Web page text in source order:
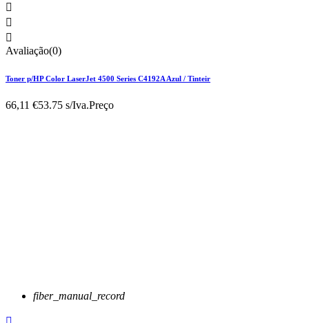



Avaliação(0)
Toner p/HP Color LaserJet 4500 Series C4192A Azul / Tinteir
66,11 €53.75 s/Iva.Preço
fiber_manual_record